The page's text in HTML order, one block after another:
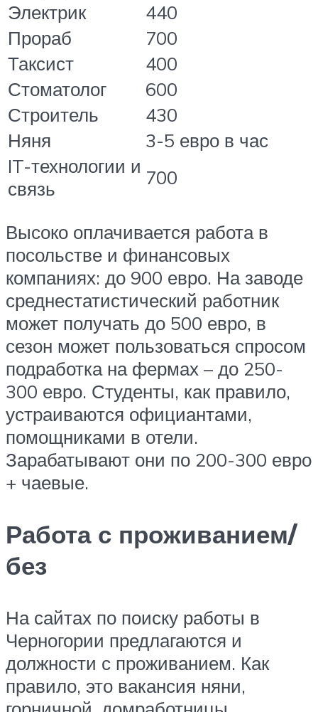
Электрик
440
Прораб
700
Таксист
400
Стоматолог
600
Строитель
430
Няня
3-5 евро в час
IT-технологии и
связь
700
Высоко оплачивается работа в
посольстве и финансовых
компаниях: до 900 евро. На заводе
среднестатистический работник
может получать до 500 евро, в
сезон может пользоваться спросом
подработка на фермах – до 250-
300 евро. Студенты, как правило,
устраиваются официантами,
помощниками в отели.
Зарабатывают они по 200-300 евро
+ чаевые.
Работа с проживанием/
без
На сайтах по поиску работы в
Черногории предлагаются и
должности с проживанием. Как
правило, это вакансия няни,